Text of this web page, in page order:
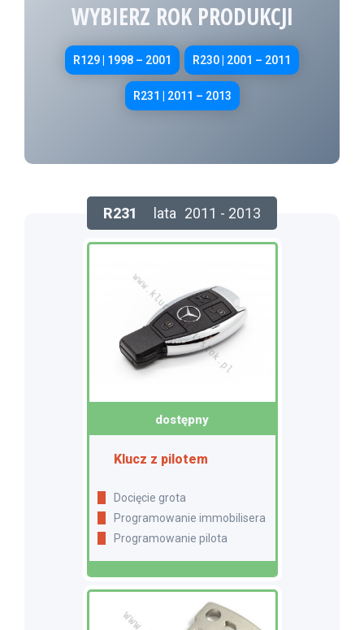
WYBIERZ ROK PRODUKCJI
R129 | 1998 – 2001 R230 | 2001 – 2011
R231 | 2011 – 2013
R231 lata 2011 - 2013
dostępny
Klucz z pilotem
Docięcie grota
Programowanie immobilisera
Programowanie pilota